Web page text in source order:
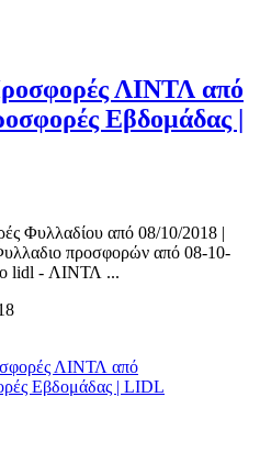
ΛΙΝΤΛ από
Εβδομάδας |
Φυλλαδίου από 08/10/2018 |
προσφορών από 08-10-
lidl - ΛΙΝΤΛ ...